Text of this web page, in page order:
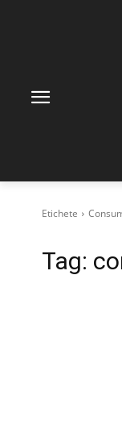
Etichete
Tag: